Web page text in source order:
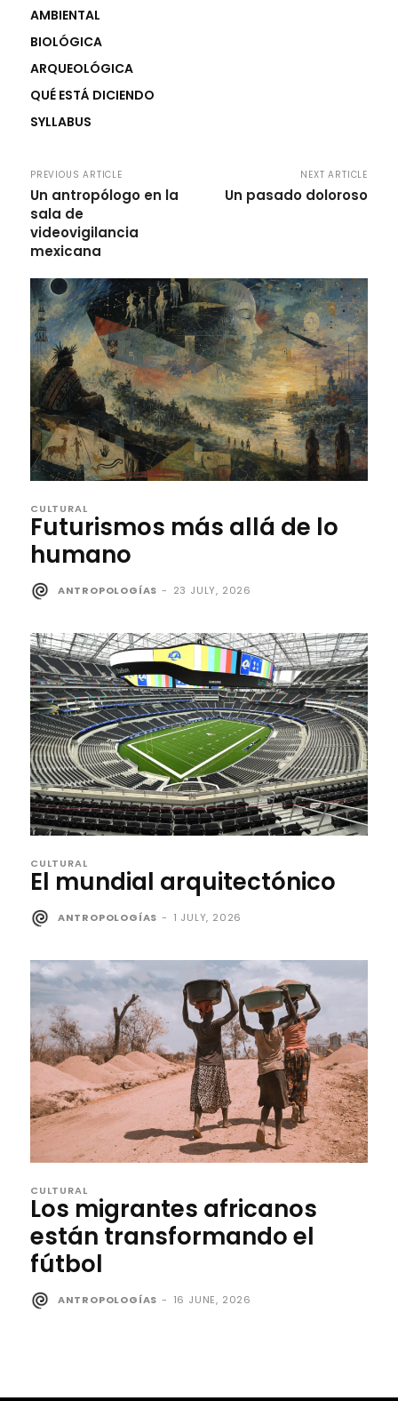
AMBIENTAL
BIOLÓGICA
ARQUEOLÓGICA
QUÉ ESTÁ DICIENDO
SYLLABUS
PREVIOUS ARTICLE
Un antropólogo en la
sala de
videovigilancia
mexicana
NEXT ARTICLE
Un pasado doloroso
CULTURAL
Futurismos más allá de lo
humano
ANTROPOLOGÍAS - 23 JULY, 2026
CULTURAL
El mundial arquitectónico
ANTROPOLOGÍAS - 1 JULY, 2026
CULTURAL
Los migrantes africanos
están transformando el
fútbol
ANTROPOLOGÍAS - 16 JUNE, 2026